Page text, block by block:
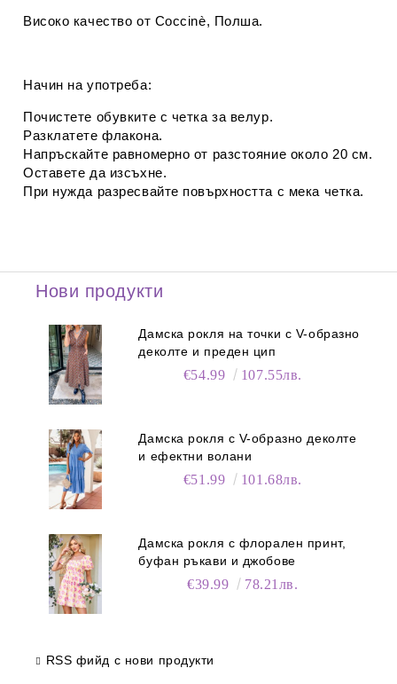
Високо качество от Coccinè, Полша.
Начин на употреба:
Почистете обувките с четка за велур.
Разклатете флакона.
Напръскайте равномерно от разстояние около 20 см.
Оставете да изсъхне.
При нужда разресвайте повърхността с мека четка.
Нови продукти
Дамска рокля на точки с V-образно
деколте и преден цип
€54.99 107.55лв.
Дамска рокля с V-образно деколте
и ефектни волани
€51.99 101.68лв.
Дамска рокля с флорален принт,
буфан ръкави и джобове
€39.99 78.21лв.
RSS фийд с нови продукти